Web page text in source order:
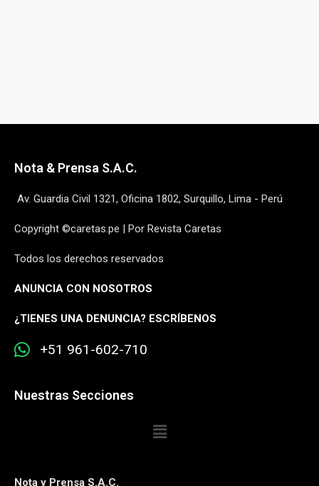
Nota & Prensa S.A.C.
Av. Guardia Civil 1321, Oficina 1802, Surquillo, Lima - Perú
Copyright ©caretas.pe | Por Revista Caretas
Todos los derechos reservados
ANUNCIA CON NOSOTROS
¿TIENES UNA DENUNCIA? ESCRÍBENOS
+51 961-602-710
Nuestras Secciones
Nota y Prensa S.A.C.